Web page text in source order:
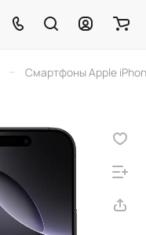
– Смартфоны Apple